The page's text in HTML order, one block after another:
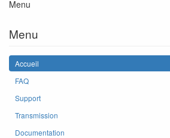
Menu
Menu
Accueil
FAQ
Support
Transmission
Documentation